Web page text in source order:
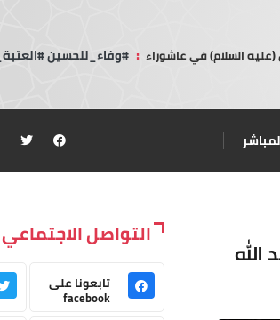
السلام) في عاشوراء : #وفاء_للحسين
الله
التواصل الاجتماعي
تابعونا على
facebook